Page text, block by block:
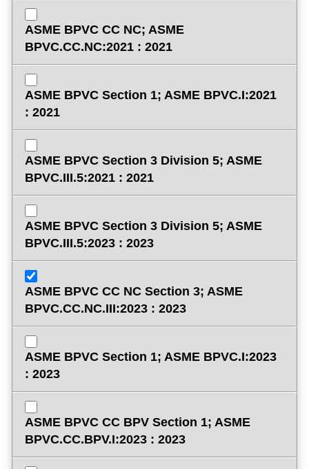
ASME BPVC CC NC; ASME
BPVC.CC.NC:2021 : 2021
ASME BPVC Section 1; ASME BPVC.I:2021
: 2021
ASME BPVC Section 3 Division 5; ASME
BPVC.III.5:2021 : 2021
ASME BPVC Section 3 Division 5; ASME
BPVC.III.5:2023 : 2023
ASME BPVC CC NC Section 3; ASME
BPVC.CC.NC.III:2023 : 2023
ASME BPVC Section 1; ASME BPVC.I:2023
: 2023
ASME BPVC CC BPV Section 1; ASME
BPVC.CC.BPV.I:2023 : 2023